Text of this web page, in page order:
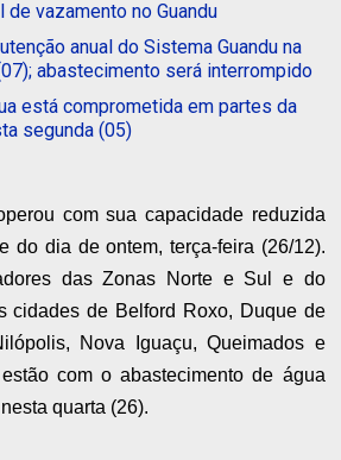
vazamento no Guandu
anual do Sistema Guandu na
abastecimento será interrompido
está comprometida em partes da
segunda (05)
com sua capacidade reduzida
do dia de ontem, terça-feira (26/12).
das Zonas Norte e Sul e do
cidades de Belford Roxo, Duque de
Nova Iguaçu, Queimados e
com o abastecimento de água
quarta (26).